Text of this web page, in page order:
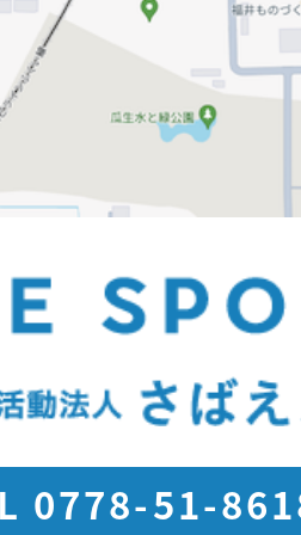
0778-51-